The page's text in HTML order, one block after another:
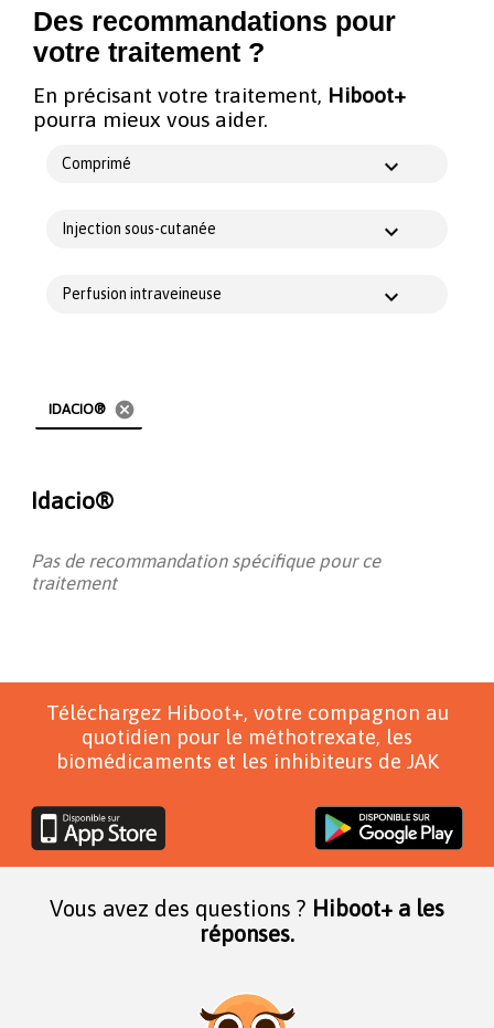
Des recommandations pour
votre traitement ?
En précisant votre traitement, Hiboot+
pourra mieux vous aider.
Comprimé
Injection sous-cutanée
Perfusion intraveineuse
IDACIO® cancel
Idacio®
Pas de recommandation spécifique pour ce
traitement
Téléchargez Hiboot+, votre compagnon au
quotidien pour le méthotrexate, les
biomédicaments et les inhibiteurs de JAK
Vous avez des questions ? Hiboot+ a les
réponses.